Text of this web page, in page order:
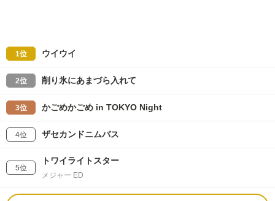
1位 ウイウイ
2位 削り氷にあまづら入れて
3位 かごめかごめ in TOKYO Night
4位 ザセカンドニムバス
5位
トワイライトスター
メジャー ED